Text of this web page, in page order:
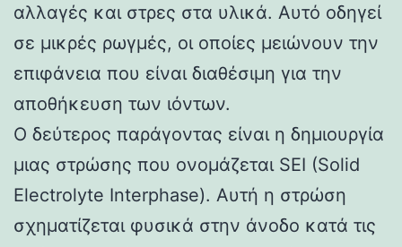
αλλαγές και στρες στα υλικά. Αυτό οδηγεί
σε μικρές ρωγμές, οι οποίες μειώνουν την
επιφάνεια που είναι διαθέσιμη για την
αποθήκευση των ιόντων.
Ο δεύτερος παράγοντας είναι η δημιουργία
μιας στρώσης που ονομάζεται SEI (Solid
Electrolyte Interphase). Αυτή η στρώση
σχηματίζεται φυσικά στην άνοδο κατά τις